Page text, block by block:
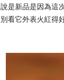
說是新品是因為這
別看它外表火紅得